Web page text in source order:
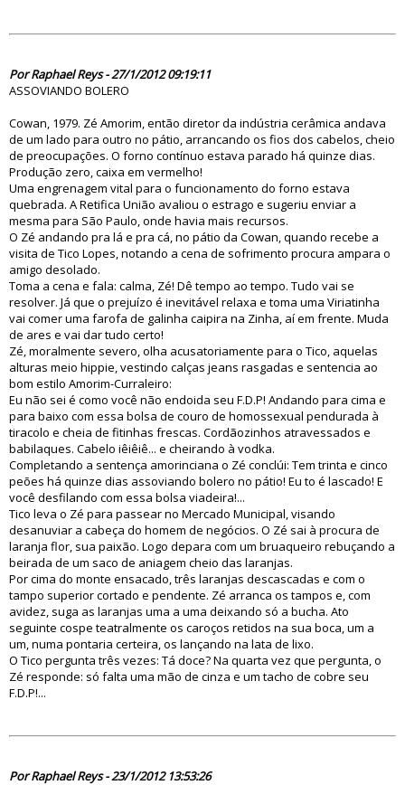
Por Raphael Reys - 27/1/2012 09:19:11
ASSOVIANDO BOLERO
Cowan, 1979. Zé Amorim, então diretor da indústria cerâmica andava
de um lado para outro no pátio, arrancando os fios dos cabelos, cheio
de preocupações. O forno contínuo estava parado há quinze dias.
Produção zero, caixa em vermelho!
Uma engrenagem vital para o funcionamento do forno estava
quebrada. A Retifica União avaliou o estrago e sugeriu enviar a
mesma para São Paulo, onde havia mais recursos.
O Zé andando pra lá e pra cá, no pátio da Cowan, quando recebe a
visita de Tico Lopes, notando a cena de sofrimento procura ampara o
amigo desolado.
Toma a cena e fala: calma, Zé! Dê tempo ao tempo. Tudo vai se
resolver. Já que o prejuízo é inevitável relaxa e toma uma Viriatinha
vai comer uma farofa de galinha caipira na Zinha, aí em frente. Muda
de ares e vai dar tudo certo!
Zé, moralmente severo, olha acusatoriamente para o Tico, aquelas
alturas meio hippie, vestindo calças jeans rasgadas e sentencia ao
bom estilo Amorim-Curraleiro:
Eu não sei é como você não endoida seu F.D.P! Andando para cima e
para baixo com essa bolsa de couro de homossexual pendurada à
tiracolo e cheia de fitinhas frescas. Cordãozinhos atravessados e
babilaques. Cabelo iêiêiê... e cheirando à vodka.
Completando a sentença amorinciana o Zé conclúi: Tem trinta e cinco
peões há quinze dias assoviando bolero no pátio! Eu to é lascado! E
você desfilando com essa bolsa viadeira!...
Tico leva o Zé para passear no Mercado Municipal, visando
desanuviar a cabeça do homem de negócios. O Zé sai à procura de
laranja flor, sua paixão. Logo depara com um bruaqueiro rebuçando a
beirada de um saco de aniagem cheio das laranjas.
Por cima do monte ensacado, três laranjas descascadas e com o
tampo superior cortado e pendente. Zé arranca os tampos e, com
avidez, suga as laranjas uma a uma deixando só a bucha. Ato
seguinte cospe teatralmente os caroços retidos na sua boca, um a
um, numa pontaria certeira, os lançando na lata de lixo.
O Tico pergunta três vezes: Tá doce? Na quarta vez que pergunta, o
Zé responde: só falta uma mão de cinza e um tacho de cobre seu
F.D.P!...
Por Raphael Reys - 23/1/2012 13:53:26